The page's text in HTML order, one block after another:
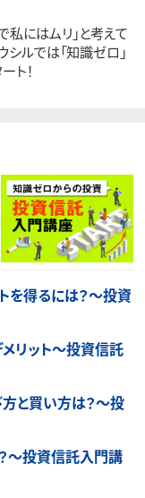
私にはムリ」と考えて
ルでは「知識ゼロ」
ト！
を得るには？～投資
リット～投資信託
と買い方は？～投
～投資信託入門講